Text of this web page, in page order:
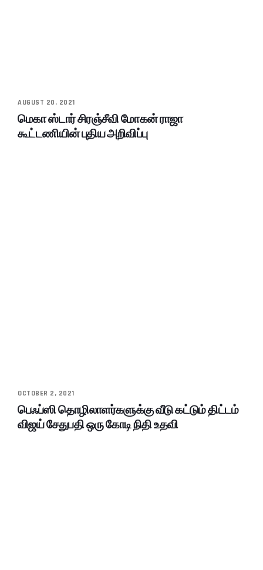
AUGUST 20, 2021
மெகா ஸ்டார் சிரஞ்சீவி மோகன் ராஜா
கூட்டணியின் புதிய அறிவிப்பு
OCTOBER 2, 2021
பெஃப்ஸி தொழிலாளர்களுக்கு வீடு கட்டும் திட்டம்
விஜய் சேதுபதி ஒரு கோடி நிதி உதவி